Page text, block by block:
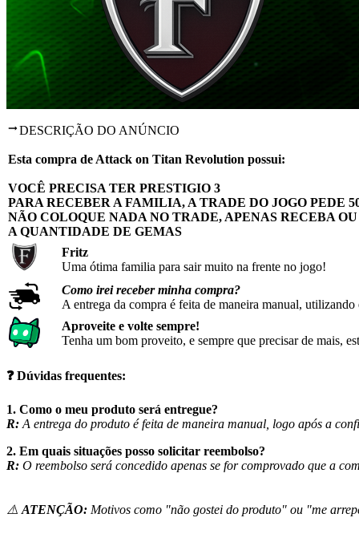
DESCRIÇÃO DO ANÚNCIO
Esta compra de Attack on Titan Revolution possui:
VOCÊ PRECISA TER PRESTIGIO 3
PARA RECEBER A FAMILIA, A TRADE DO JOGO PEDE
NÃO COLOQUE NADA NO TRADE, APENAS RECEBA
A QUANTIDADE DE GEMAS
Fritz
Uma ótima familia para sair muito na frente no jogo!
Como irei receber minha compra?
A entrega da compra é feita de maneira manual,
Aproveite e volte sempre!
Tenha um bom proveito, e sempre que precisar de mais,
❓Dúvidas frequentes:
1. Como o meu produto será entregue?
R: A entrega do produto é feita de maneira manual, logo após a
2. Em quais situações posso solicitar reembolso?
R: O reembolso será concedido apenas se for comprovado que a
⚠️ ATENÇÃO: Motivos como "não gostei do produto" ou "me